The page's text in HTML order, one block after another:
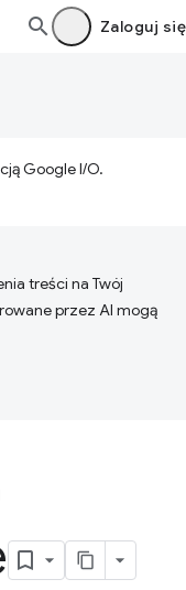
Zaloguj się
Google I/O.
treści na Twój
przez AI mogą